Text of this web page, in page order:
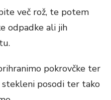
več rož, te potem
odpadke ali jih
pokrovčke ter
stekleni posodi ter tako